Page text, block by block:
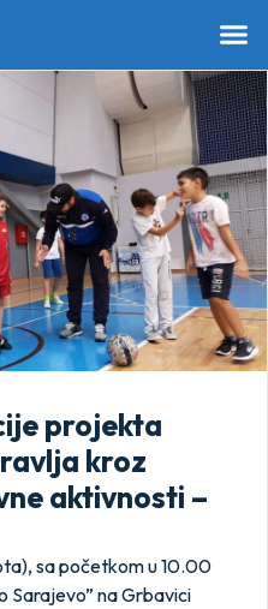
projekta
kroz
aktivnosti –
sa početkom u 10.00
Sarajevo” na Grbavici